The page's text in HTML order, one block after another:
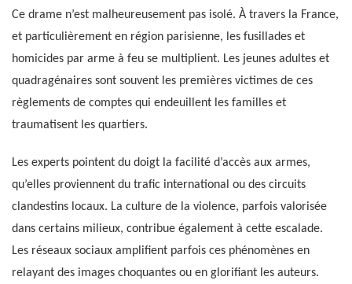
Ce drame n’est malheureusement pas isolé. À travers la France,
et particulièrement en région parisienne, les fusillades et
homicides par arme à feu se multiplient. Les jeunes adultes et
quadragénaires sont souvent les premières victimes de ces
règlements de comptes qui endeuillent les familles et
traumatisent les quartiers.
Les experts pointent du doigt la facilité d’accès aux armes,
qu’elles proviennent du trafic international ou des circuits
clandestins locaux. La culture de la violence, parfois valorisée
dans certains milieux, contribue également à cette escalade.
Les réseaux sociaux amplifient parfois ces phénomènes en
relayant des images choquantes ou en glorifiant les auteurs.